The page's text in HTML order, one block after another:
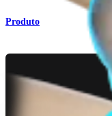
Produto